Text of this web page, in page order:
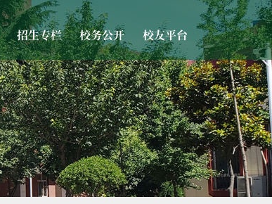
招生专栏 校务公开 校友平台